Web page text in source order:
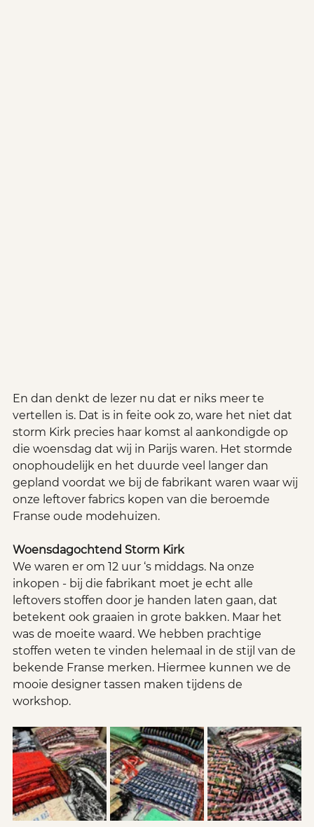
En dan denkt de lezer nu dat er niks meer te
vertellen is. Dat is in feite ook zo, ware het niet dat
storm Kirk precies haar komst al aankondigde op
die woensdag dat wij in Parijs waren. Het stormde
onophoudelijk en het duurde veel langer dan
gepland voordat we bij de fabrikant waren waar wij
onze leftover fabrics kopen van die beroemde
Franse oude modehuizen.
Woensdagochtend Storm Kirk
We waren er om 12 uur ‘s middags. Na onze
inkopen - bij die fabrikant moet je echt alle
leftovers stoffen door je handen laten gaan, dat
betekent ook graaien in grote bakken. Maar het
was de moeite waard. We hebben prachtige
stoffen weten te vinden helemaal in de stijl van de
bekende Franse merken. Hiermee kunnen we de
mooie designer tassen maken tijdens de
workshop.